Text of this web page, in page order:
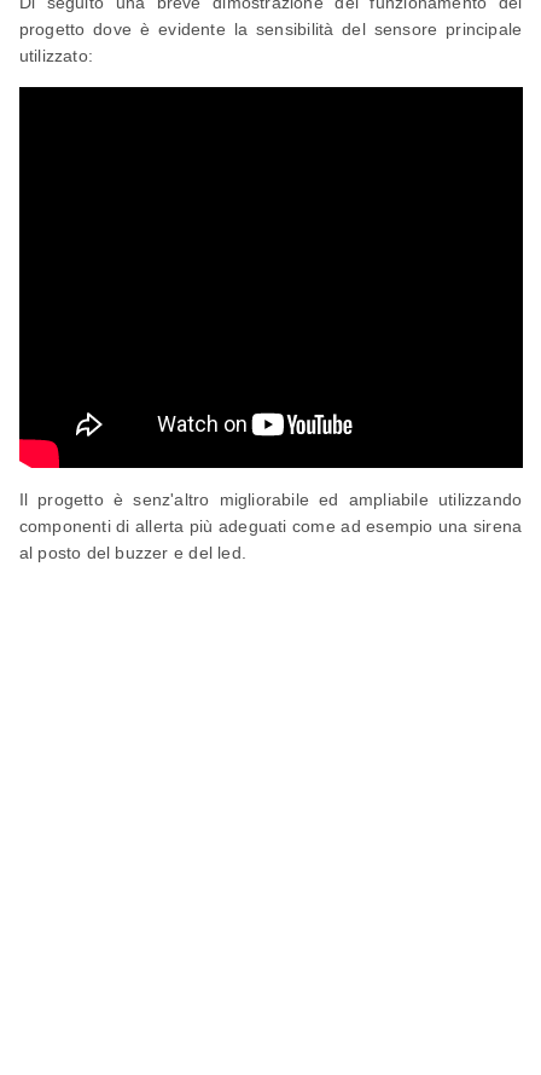
progetto dove è evidente la sensibilità del sensore principale
utilizzato:
Il progetto è senz'altro migliorabile ed ampliabile utilizzando
componenti di allerta più adeguati come ad esempio una sirena
al posto del buzzer e del led.